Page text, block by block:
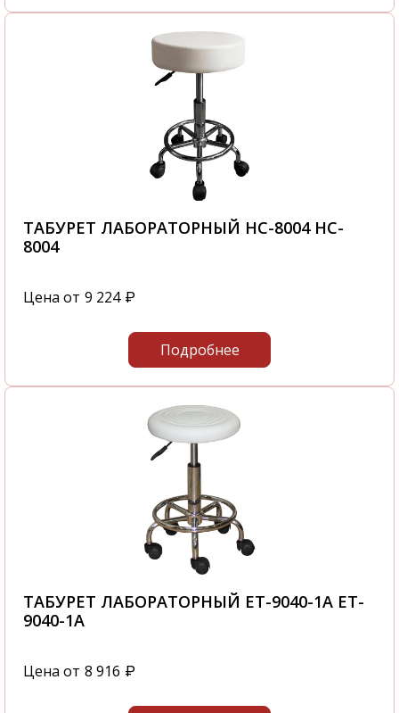
ТАБУРЕТ ЛАБОРАТОРНЫЙ HC-8004 HC-
8004
Цена от 9 224 ₽
Подробнее
ТАБУРЕТ ЛАБОРАТОРНЫЙ ET-9040-1A ET-
9040-1A
Цена от 8 916 ₽